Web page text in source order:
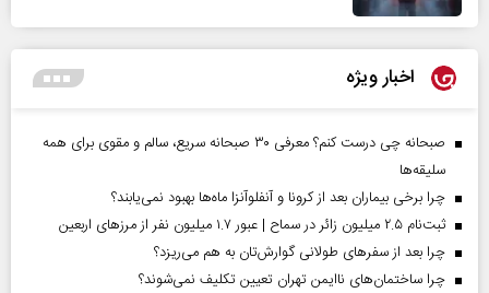
اخبار ویژه
صبحانه چی درست کنم؟ معرفی ۳۰ صبحانه سریع، سالم و مقوی برای همه
سلیقه‌ها
چرا برخی بیماران بعد از کرونا و آنفلوآنزا ماه‌ها بهبود نمی‌یابند؟
ثبت‌نام ۲.۵ میلیون زائر در سماح | عبور ۱.۷ میلیون نفر از مرز‌های اربعین
چرا بعد از سفرهای طولانی گوارش‌تان به هم می‌ریزد؟
چرا ساختمان‌های ناایمن تهران تعیین تکلیف نمی‌شوند؟